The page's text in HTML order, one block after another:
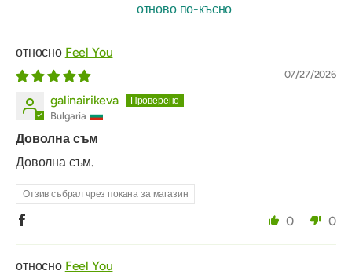
отново по-късно
Feel You
07/27/2026
galinairikeva
Bulgaria
Доволна съм
Доволна съм.
Отзив събрал чрез покана за магазин
0 0
Feel You